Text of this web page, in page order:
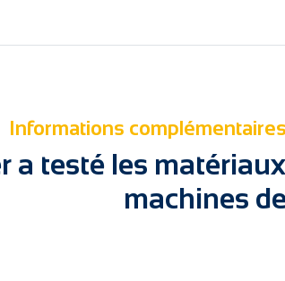
Informations
a testé les
machines